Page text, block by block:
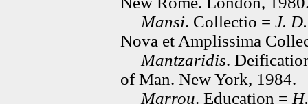
Mansi. Collectio = J.
Nova et Amplissima
Mantzaridis.
of Man. New York, 1984.
Marrou. Education =